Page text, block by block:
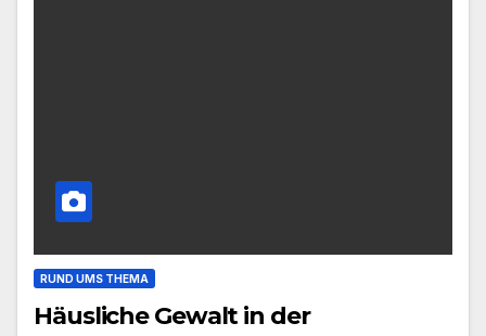
RUND UMS THEMA
Häusliche Gewalt in der